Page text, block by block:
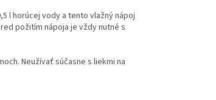
l horúcej vody a tento vlažný nápoj
požitím nápoja je vždy nutné s
Neužívať súčasne s liekmi na